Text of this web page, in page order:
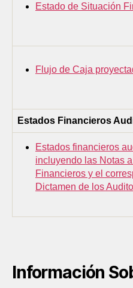
Estado de Situación
Flujo de Caja
Estados Financieros
Estados financieros
incluyendo las Notas
Financieros y el
Dictamen de los
Información